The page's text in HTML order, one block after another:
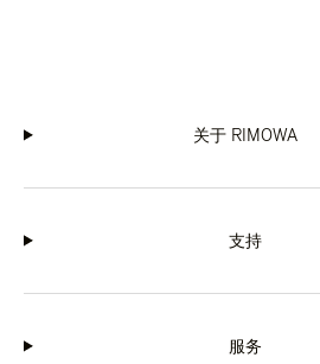
关于 RIMOWA
支持
服务